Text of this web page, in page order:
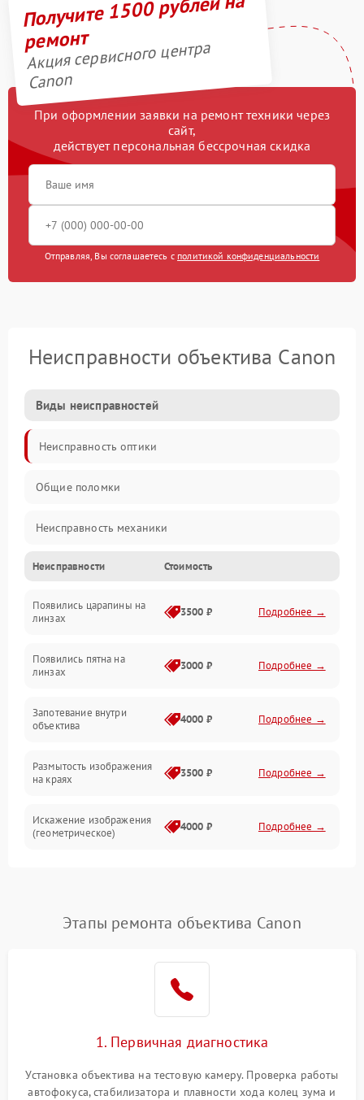
Получите 1500 рублей на
ремонт
Акция сервисного центра
Canon
При оформлении заявки на ремонт техники через
сайт,
действует персональная бессрочная скидка
Отправляя, Вы соглашаетесь с политикой конфиденциальности
Неисправности объектива Canon
Виды неисправностей
Неисправность оптики
Общие поломки
Неисправность механики
Неисправность электроники (если объектив с мотором/
Прочие неисправности
Неисправности Стоимость
Появились царапины на
линзах
3500 ₽ Подробнее →
Появились пятна на
линзах
3000 ₽ Подробнее →
Запотевание внутри
объектива
4000 ₽ Подробнее →
Размытость изображения
на краях
3500 ₽ Подробнее →
Искажение изображения
(геометрическое)
4000 ₽ Подробнее →
Проблемы с резкостью
Этапы ремонта объектива Canon
1. Первичная диагностика
Установка объектива на тестовую камеру. Проверка работы
автофокуса, стабилизатора и плавности хода колец зума и